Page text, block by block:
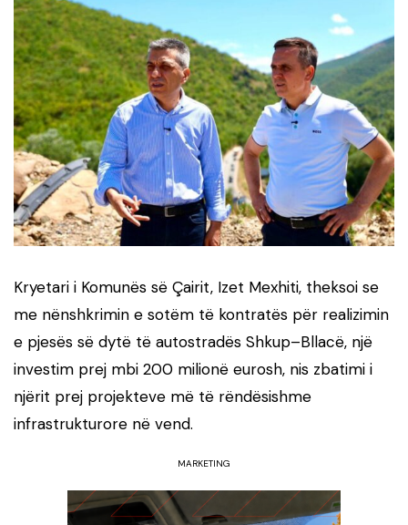
Kryetari i Komunës së Çairit, Izet Mexhiti, theksoi se
me nënshkrimin e sotëm të kontratës për realizimin
e pjesës së dytë të autostradës Shkup–Bllacë, një
investim prej mbi 200 milionë eurosh, nis zbatimi i
njërit prej projekteve më të rëndësishme
infrastrukturore në vend.
MARKETING